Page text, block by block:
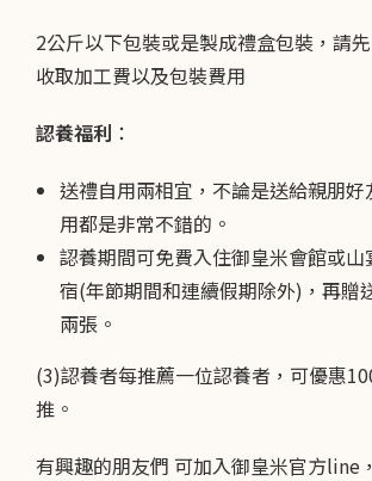
2公斤以下包裝或是製成禮盒包裝，請
收取加工費以及包裝費用
認養福利︰
送禮自用兩相宜，不論是送給親朋
用都是非常不錯的。
認養期間可免費入住御皇米會館或
宿(年節期間和連續假期除外)，再贈
兩張。
(3)認養者每推薦一位認養者，可優惠
推。
有興趣的朋友們 可加入御皇米官方line